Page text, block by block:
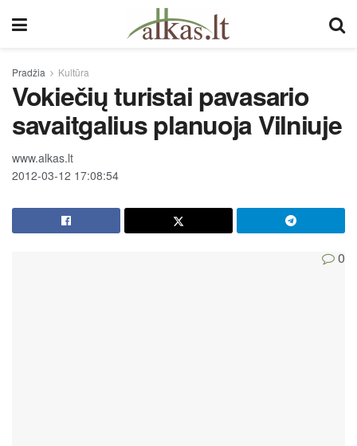
Pradžia Kultūra
Vokiečių turistai pavasario
savaitgalius planuoja Vilniuje
www.alkas.lt
2012-03-12 17:08:54
0